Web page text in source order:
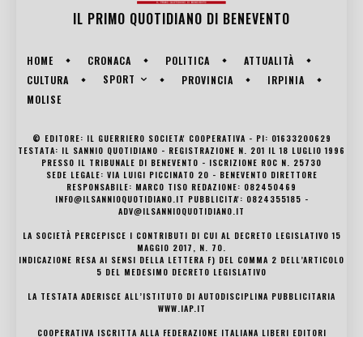
IL PRIMO QUOTIDIANO DI BENEVENTO
HOME CRONACA POLITICA
ATTUALITÀ
CULTURA
SPORT PROVINCIA
IRPINIA
MOLISE
© EDITORE: IL GUERRIERO SOCIETA' COOPERATIVA - PI: 01633200629
TESTATA: IL SANNIO QUOTIDIANO - REGISTRAZIONE N. 201 IL 18 LUGLIO 1996
PRESSO IL TRIBUNALE DI BENEVENTO - ISCRIZIONE ROC N. 25730
SEDE LEGALE: VIA LUIGI PICCINATO 20 - BENEVENTO DIRETTORE
RESPONSABILE: MARCO TISO REDAZIONE: 082450469
INFO@ILSANNIOQUOTIDIANO.IT PUBBLICITA': 0824355185 -
ADV@ILSANNIOQUOTIDIANO.IT
LA SOCIETÀ PERCEPISCE I CONTRIBUTI DI CUI AL DECRETO LEGISLATIVO 15
MAGGIO 2017, N. 70.
INDICAZIONE RESA AI SENSI DELLA LETTERA F) DEL COMMA 2 DELL’ARTICOLO
5 DEL MEDESIMO DECRETO LEGISLATIVO
LA TESTATA ADERISCE ALL’ISTITUTO DI AUTODISCIPLINA PUBBLICITARIA
WWW.IAP.IT
COOPERATIVA ISCRITTA ALLA FEDERAZIONE ITALIANA LIBERI EDITORI